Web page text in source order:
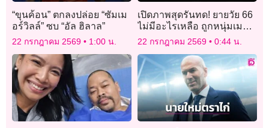
“ขุนค้อน” ตกลงปล่อย “ซัมเม
อร์วิลล์” ซบ “อัล ฮิลาล”
22 กรกฎาคม 2569 1:00 น.
เปิดภาพสุดรันทด! ยายวัย 66
ไม่มีอะไรเหลือ ถูกหนุ่มเมา
ยาจุดเผาไฟบ้านลามวอด 7
22 กรกฎาคม 2569 0:44 น.